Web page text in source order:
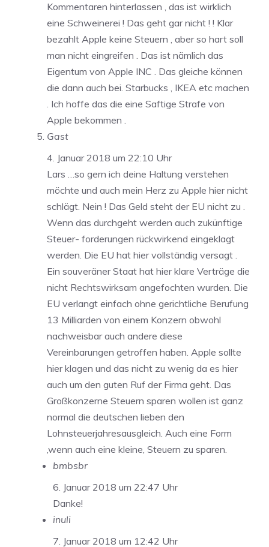
Kommentaren hinterlassen , das ist wirklich
eine Schweinerei ! Das geht gar nicht ! ! Klar
bezahlt Apple keine Steuern , aber so hart soll
man nicht eingreifen . Das ist nämlich das
Eigentum von Apple INC . Das gleiche können
die dann auch bei. Starbucks , IKEA etc machen
. Ich hoffe das die eine Saftige Strafe von
Apple bekommen .
Gast
4. Januar 2018 um 22:10 Uhr
Lars …so gern ich deine Haltung verstehen
möchte und auch mein Herz zu Apple hier nicht
schlägt. Nein ! Das Geld steht der EU nicht zu .
Wenn das durchgeht werden auch zukünftige
Steuer- forderungen rückwirkend eingeklagt
werden. Die EU hat hier vollständig versagt .
Ein souveräner Staat hat hier klare Verträge die
nicht Rechtswirksam angefochten wurden. Die
EU verlangt einfach ohne gerichtliche Berufung
13 Milliarden von einem Konzern obwohl
nachweisbar auch andere diese
Vereinbarungen getroffen haben. Apple sollte
hier klagen und das nicht zu wenig da es hier
auch um den guten Ruf der Firma geht. Das
Großkonzerne Steuern sparen wollen ist ganz
normal die deutschen lieben den
Lohnsteuerjahresausgleich. Auch eine Form
,wenn auch eine kleine, Steuern zu sparen.
bmbsbr
6. Januar 2018 um 22:47 Uhr
Danke!
inuli
7. Januar 2018 um 12:42 Uhr